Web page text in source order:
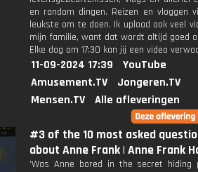
en random dingen. Reizen en vloggen
leukste om te doen. Ik upload ook veel
mijn familie, want dat wordt altijd goed
Elke dag om 17:30 kan jij een video
11-09-2024 17:39
YouTube
Amusement.TV
Jongeren.TV
Mensen.TV
Alle afleveringen
#3 of the 10 most asked
about Anne Frank | Anne Frank
'Was Anne bored in the secret hiding